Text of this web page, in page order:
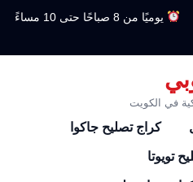
يوميًا من 8 صباحًا حتى 10 مساءً
في الكويت
كراج تصليح جاكوا
تويوتا